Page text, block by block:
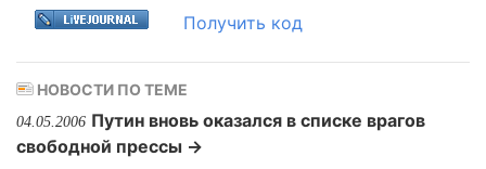
Получить код
НОВОСТИ ПО ТЕМЕ
04.05.2006 Путин вновь оказался в списке врагов
свободной прессы →